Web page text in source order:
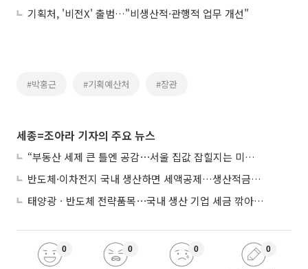
기획처, '비전X' 출범…"비생산적·관행적 업무 개선"
#박홍근 #기획예산처 #장관
세종=조아라 기자의 주요 뉴스
“부동산 세제 큰 틀엔 공감⋯서울 집값 잡힐지는 미지수”
반도체·이차전지 국내 생산하면 세액공제…생산적금융 ISA 신설
태양광ㆍ반도체 전략품목⋯국내 생산 기업 세금 깎아준다
0 0 0 0